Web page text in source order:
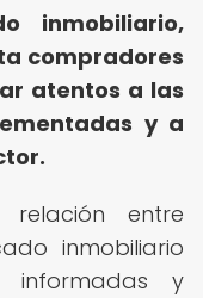
inmobiliario,
compradores
atentos a las
y a
entre
inmobiliario
informadas y